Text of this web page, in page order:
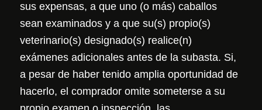
sus expensas, a que uno (o más) caballos
sean examinados y a que su(s) propio(s)
veterinario(s) designado(s) realice(n)
exámenes adicionales antes de la subasta. Si,
a pesar de haber tenido amplia oportunidad de
hacerlo, el comprador omite someterse a su